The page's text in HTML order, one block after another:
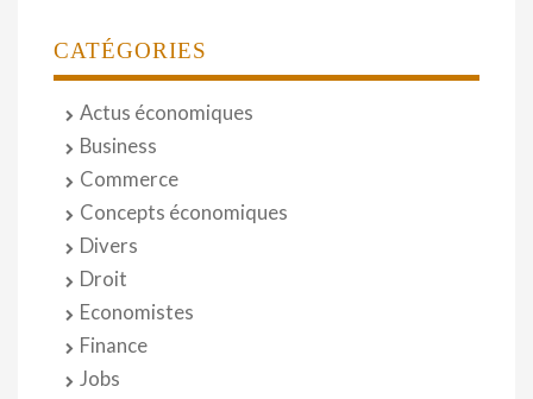
CATÉGORIES
Actus économiques
Business
Commerce
Concepts économiques
Divers
Droit
Economistes
Finance
Jobs